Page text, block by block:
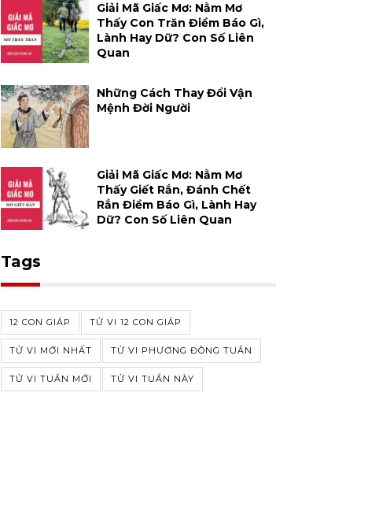
Giải Mã Giấc Mơ: Nằm Mơ
Thấy Con Trăn Điềm Báo Gì,
Lành Hay Dữ? Con Số Liên
Quan
Những Cách Thay Đổi Vận
Mệnh Đời Người
Giải Mã Giấc Mơ: Nằm Mơ
Thấy Giết Rắn, Đánh Chết
Rắn Điềm Báo Gì, Lành Hay
Dữ? Con Số Liên Quan
Tags
12 CON GIÁP TỬ VI 12 CON GIÁP
TỬ VI MỚI NHẤT TỬ VI PHƯƠNG ĐÔNG TUẦN
TỬ VI TUẦN MỚI TỬ VI TUẦN NÀY